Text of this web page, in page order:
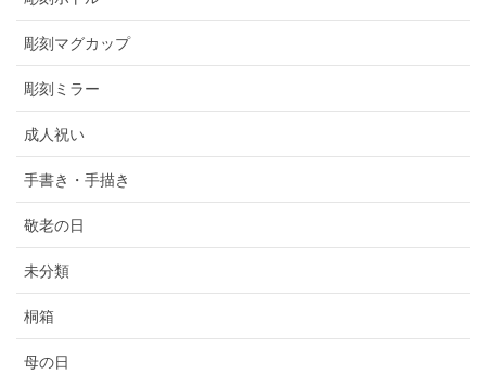
彫刻マグカップ
彫刻ミラー
成人祝い
手書き・手描き
敬老の日
未分類
桐箱
母の日